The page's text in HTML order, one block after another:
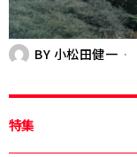
BY 小松田健一
特集